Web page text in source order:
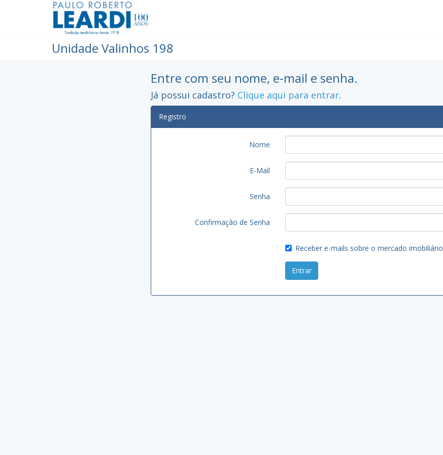
Unidade Valinhos 198
Entre com seu nome, e-mail e senha.
Já possui cadastro? Clique aqui para entrar.
Registro
Nome
E-Mail
Senha
Confirmação de Senha
Receber e-mails sobre o mercado imobiliário
Entrar